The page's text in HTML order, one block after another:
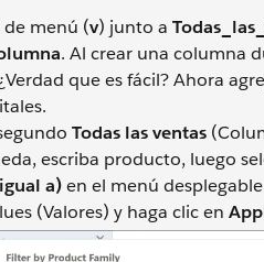
menú (v) junto a
. Al crear una columna
que es fácil? Ahora
Todas las ventas
escriba producto, luego
a)en el menú
(Valores) y haga clic en